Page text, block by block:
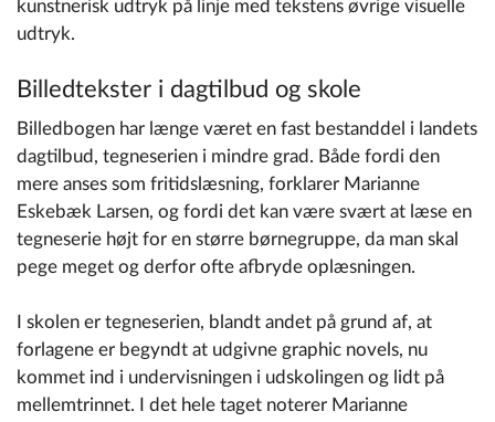
kunstnerisk udtryk på linje med tekstens øvrige visuelle
udtryk.
Billedtekster i dagtilbud og skole
Billedbogen har længe været en fast bestanddel i landets
dagtilbud, tegneserien i mindre grad. Både fordi den
mere anses som fritidslæsning, forklarer Marianne
Eskebæk Larsen, og fordi det kan være svært at læse en
tegneserie højt for en større børnegruppe, da man skal
pege meget og derfor ofte afbryde oplæsningen.
I skolen er tegneserien, blandt andet på grund af, at
forlagene er begyndt at udgivne graphic novels, nu
kommet ind i undervisningen i udskolingen og lidt på
mellemtrinnet. I det hele taget noterer Marianne